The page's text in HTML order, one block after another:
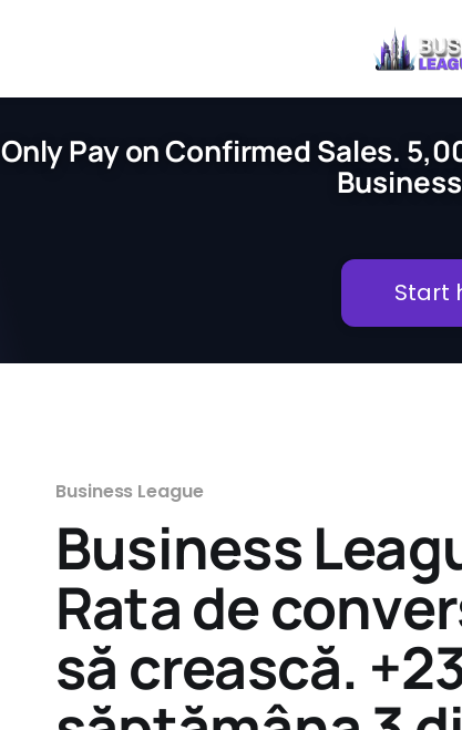
Only Pay on Confirmed Sales.
Start
Business League
Business
Rata de
să crească.